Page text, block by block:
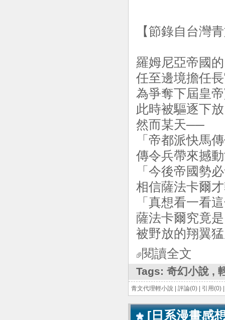
【節錄自台灣
羅姆尼亞帝國
任至邊境擔任
為爭奪下屆皇
此時被驅逐下
然而某天──
「帝都派快馬
傳令兵帶來撼
「今後帝國勢
相信薩法卡爾
「真想看一看
薩法卡爾究竟
被野放的翔翼
閱讀全文
Tags: 奇幻小說 ,
青文代理輕小說 評論(0) 引用(0)
[日系漫畫感